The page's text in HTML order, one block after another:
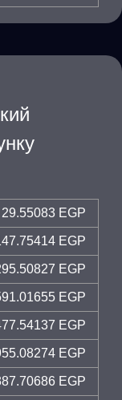
29.55083 EGP
EGP
EGP
EGP
EGP
EGP
EGP